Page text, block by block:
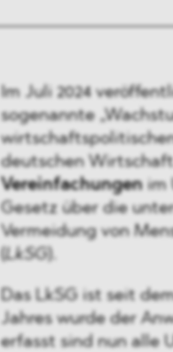
Im Juli 2024
sogenannte
deutschen
Vereinfachungen im
Gesetz über die
Vermeidung von
LkSG
Das LkSG ist seit
Jahres wurde der
erfasst sind nun alle